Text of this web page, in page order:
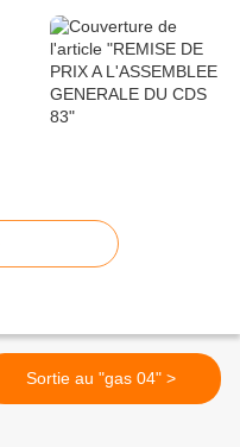
Sortie au "gas 04" >